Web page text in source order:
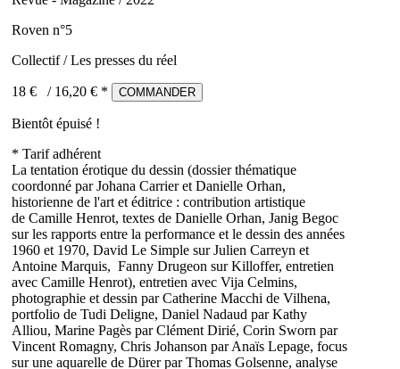
Roven n°5
Collectif / Les presses du réel
18 € / 16,20 € * COMMANDER
Bientôt épuisé !
* Tarif adhérent
La tentation érotique du dessin (dossier thématique
coordonné par Johana Carrier et Danielle Orhan,
historienne de l'art et éditrice : contribution artistique
de Camille Henrot, textes de Danielle Orhan, Janig Begoc
sur les rapports entre la performance et le dessin des années
1960 et 1970, David Le Simple sur Julien Carreyn et
Antoine Marquis, Fanny Drugeon sur Killoffer, entretien
avec Camille Henrot), entretien avec Vija Celmins,
photographie et dessin par Catherine Macchi de Vilhena,
portfolio de Tudi Deligne, Daniel Nadaud par Kathy
Alliou, Marine Pagès par Clément Dirié, Corin Sworn par
Vincent Romagny, Chris Johanson par Anaïs Lepage, focus
sur une aquarelle de Dürer par Thomas Golsenne, analyse